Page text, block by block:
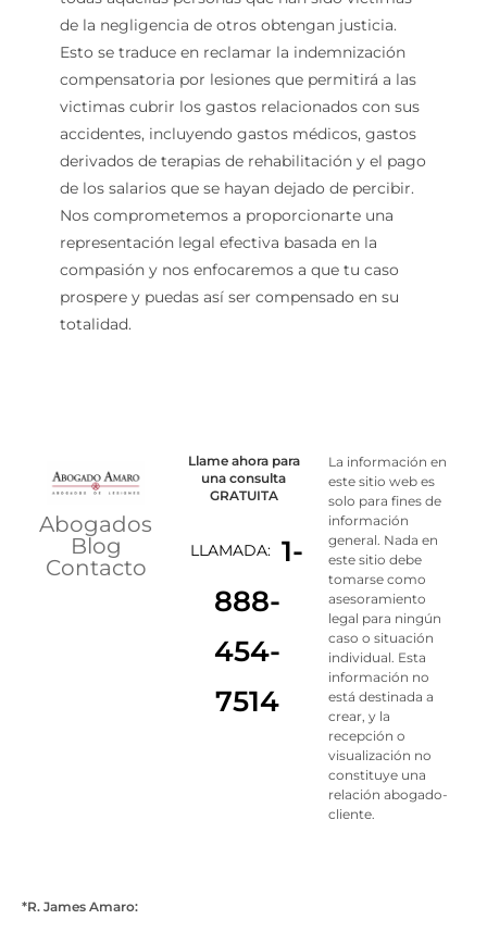
de la negligencia de otros obtengan justicia.
Esto se traduce en reclamar la indemnización
compensatoria por lesiones que permitirá a las
victimas cubrir los gastos relacionados con sus
accidentes, incluyendo gastos médicos, gastos
derivados de terapias de rehabilitación y el pago
de los salarios que se hayan dejado de percibir.
Nos comprometemos a proporcionarte una
representación legal efectiva basada en la
compasión y nos enfocaremos a que tu caso
prospere y puedas así ser compensado en su
totalidad.
Abogados
Blog
Contacto
Llame ahora para
una consulta
GRATUITA
LLAMADA: 1-
888-
454-
7514
La información en
este sitio web es
solo para fines de
información
general. Nada en
este sitio debe
tomarse como
asesoramiento
legal para ningún
caso o situación
individual. Esta
información no
está destinada a
crear, y la
recepción o
visualización no
constituye una
relación abogado-
cliente.
*R. James Amaro: